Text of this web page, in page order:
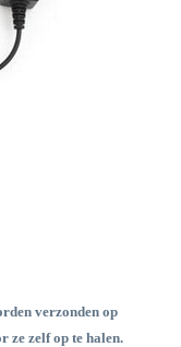
verzonden op
ze zelf op te halen.